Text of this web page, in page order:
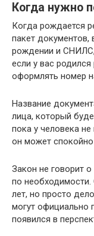
Когда нужно
Когда рождается
пакет документов,
рождении и СНИЛС,
если у вас
оформлять номер
Название
лица, который
пока у человека
он может
Закон не говорит
по необходимости.
лет, но просто
могут официально
появился в